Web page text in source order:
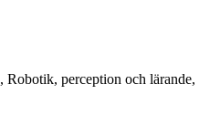
, Robotik, perception och lärande,